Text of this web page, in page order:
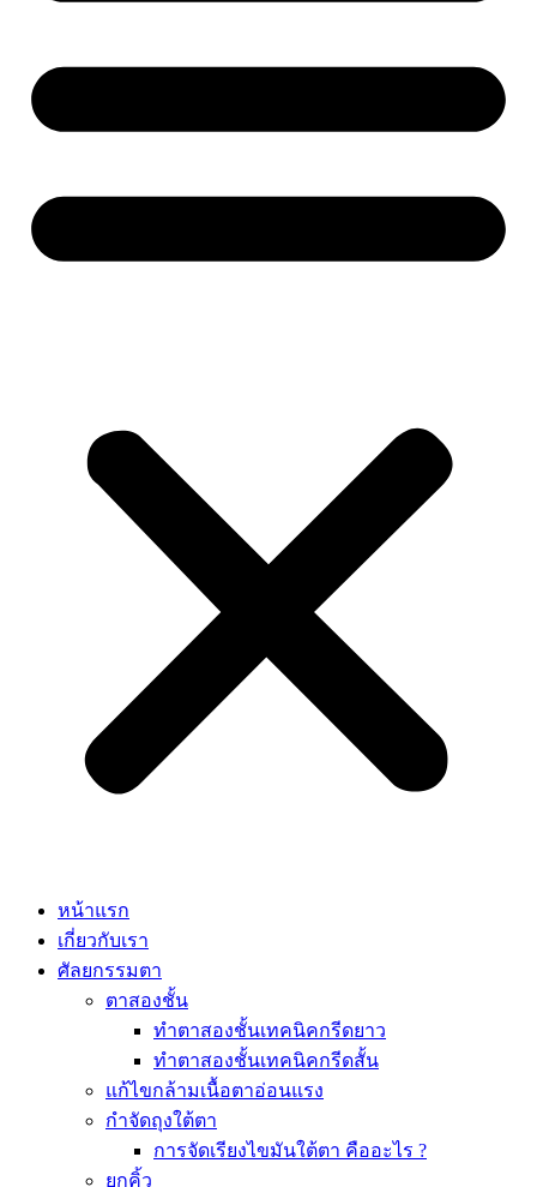
หน้าแรก
เกี่ยวกับเรา
ศัลยกรรมตา
ตาสองชั้น
ทำตาสองชั้นเทคนิคกรีดยาว
ทำตาสองชั้นเทคนิคกรีดสั้น
แก้ไขกล้ามเนื้อตาอ่อนแรง
กำจัดถุงใต้ตา
การจัดเรียงไขมันใต้ตา คืออะไร ?
ยกคิ้ว